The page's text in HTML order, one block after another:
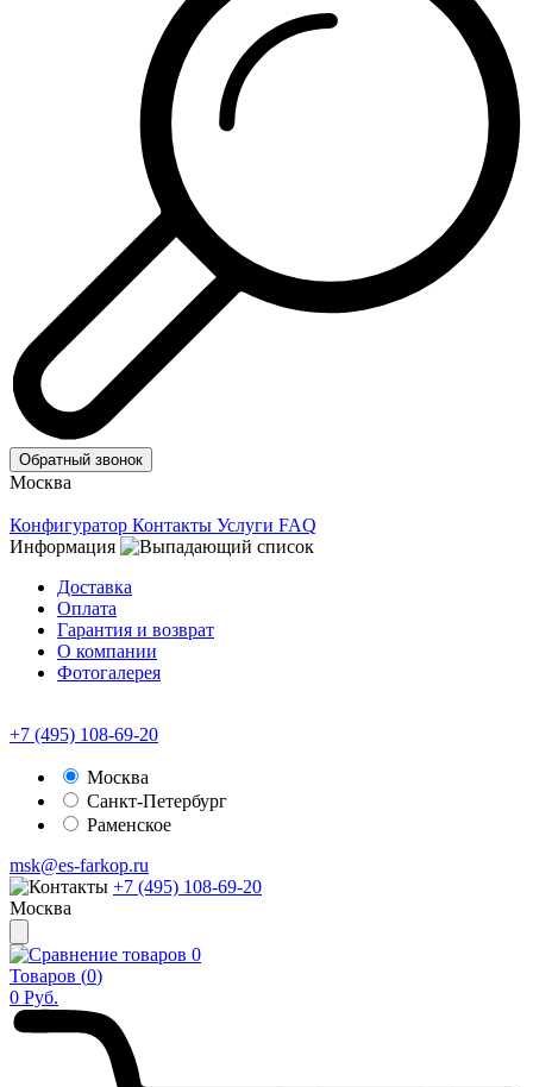
Обратный звонок
Москва
Конфигуратор Контакты Услуги FAQ
Информация
Доставка
Оплата
Гарантия и возврат
О компании
Фотогалерея
+7 (495) 108-69-20
Москва
Санкт-Петербург
Раменское
msk@es-farkop.ru
+7 (495) 108-69-20
Москва
0
Товаров (0)
0 Руб.